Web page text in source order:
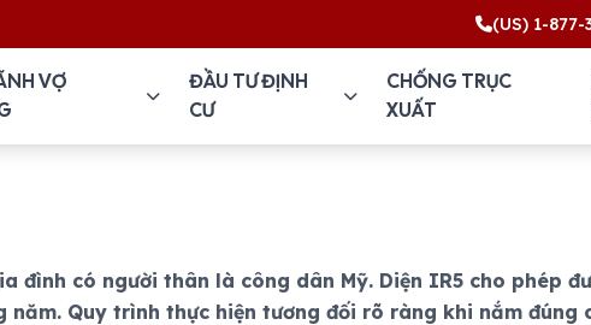
(US) 1-877-
VỢ
ĐẦU TƯ ĐỊNH
CƯ
CHỐNG TRỤC
XUẤT
đình có người thân là công dân Mỹ. Diện IR5 cho phép
Quy trình thực hiện tương đối rõ ràng khi nắm đúng